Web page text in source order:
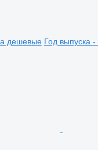
дешевые Год выпуска